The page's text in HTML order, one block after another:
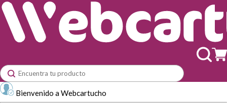
Bienvenido a Webcartucho